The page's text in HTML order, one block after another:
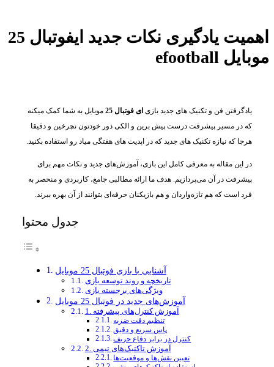
اهمیت یادگیری نکات جدید ایفوتبال 25
موبایل efootball
یادگرفتن فن و تکنیک های جدید بازی ای فوتبال 25
موبایل به شما کمک میکنه
که در مسیر پیشرفت درست پیش برین و الکی دور خودتون نچرخین و دقیقا
هرجا که نیازه تکنیک های جدید که در اپدیت های هفتگی میاد رو استفاده بکنید.
در این مقاله به معرفی کامل این بازی، آموزش‌های جدید و نکات مهم برای
پیشرفت در آن می‌پردازیم. هدف ما ارائه مطالبی جامع، کاربردی و منحصر به
فرد است که هم تازه‌واردان و هم بازیکنان حرفه‌ای بتوانند از آن بهره ببرند.
جدول محتوا
آشنایی با بازی فوتبال 25 موبایل
تاریخچه و روند توسعه بازی
ویژگی‌های برجسته بازی
آموزش‌های جدید در فوتبال 25 موبایل
1. آموزش کنترل‌های پیشرفته
تنظیم دقت ضربه
پاس سریع و دقیق
کنترل در برابر دفاع حریف
2. آموزش تاکتیک‌های تیمی
تعیین نقش‌ها و موقعیت‌ها